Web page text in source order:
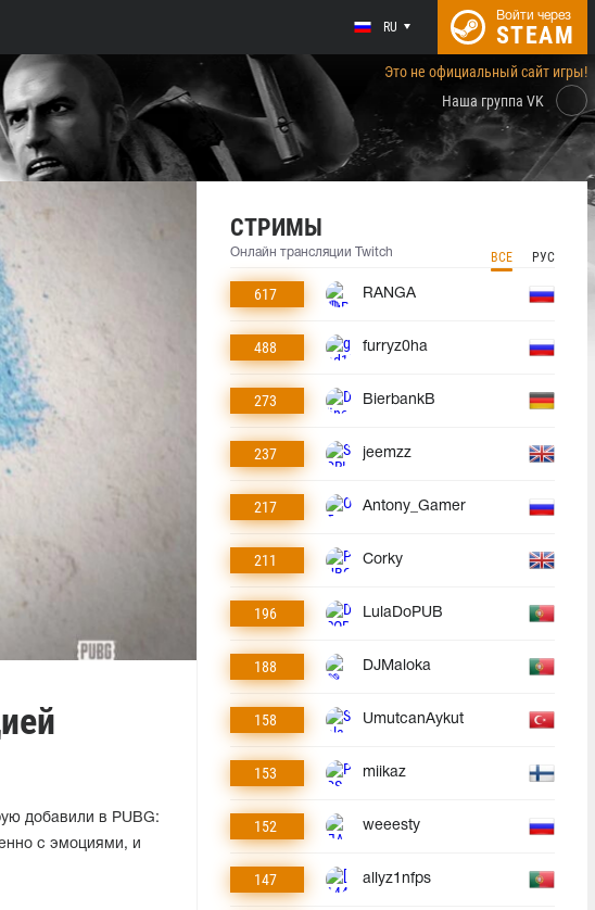
RU
Войти через
STEAM
Это не официальный сайт игры!
Наша группа VK
добавили в PUBG:
с эмоциями, и
СТРИМЫ
Онлайн трансляции Twitch ВСЕ РУС
617 RANGA
488 furryz0ha
273 BierbankB
237 jeemzz
217 Antony_Gamer
211 Corky
196 LulaDoPUB
188 DJMaloka
158 UmutcanAykut
153 miikaz
152 weeesty
147 allyz1nfps